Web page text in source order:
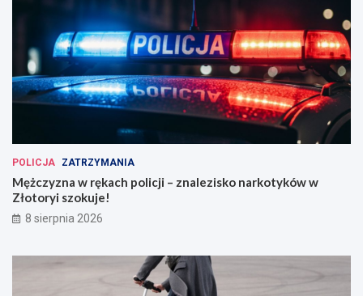
POLICJA ZATRZYMANIA
Mężczyzna w rękach policji – znalezisko narkotyków w
Złotoryi szokuje!
8 sierpnia 2026